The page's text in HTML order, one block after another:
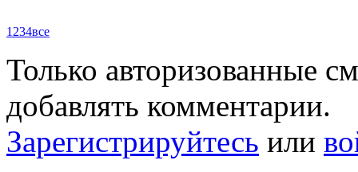
1234все
Только авторизованные
добавлять комментарии.
Зарегистрируйтесь или